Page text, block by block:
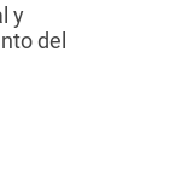
y
del